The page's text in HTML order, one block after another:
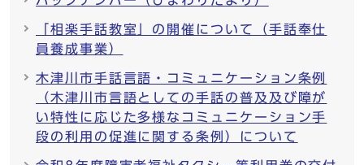
「相楽手話教室」の開催について（手話奉仕
員養成事業）
木津川市手話言語・コミュニケーション条例
（木津川市言語としての手話の普及及び障が
い特性に応じた多様なコミュニケーション手
段の利用の促進に関する条例）について